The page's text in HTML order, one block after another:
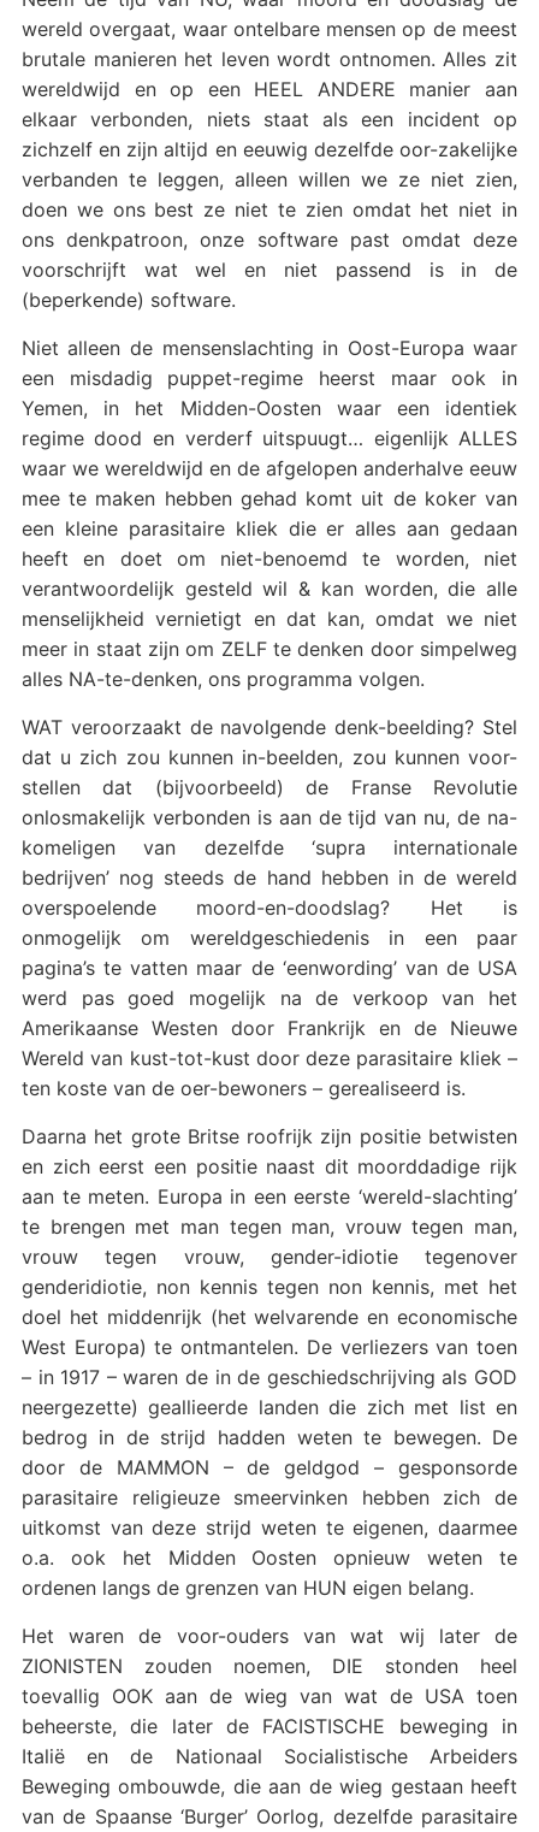
wereld overgaat, waar ontelbare mensen op de meest
brutale manieren het leven wordt ontnomen. Alles zit
wereldwijd en op een HEEL ANDERE manier aan
elkaar verbonden, niets staat als een incident op
zichzelf en zijn altijd en eeuwig dezelfde oor-zakelijke
verbanden te leggen, alleen willen we ze niet zien,
doen we ons best ze niet te zien omdat het niet in
ons denkpatroon, onze software past omdat deze
voorschrijft wat wel en niet passend is in de
(beperkende) software.
Niet alleen de mensenslachting in Oost-Europa waar
een misdadig puppet-regime heerst maar ook in
Yemen, in het Midden-Oosten waar een identiek
regime dood en verderf uitspuugt… eigenlijk ALLES
waar we wereldwijd en de afgelopen anderhalve eeuw
mee te maken hebben gehad komt uit de koker van
een kleine parasitaire kliek die er alles aan gedaan
heeft en doet om niet-benoemd te worden, niet
verantwoordelijk gesteld wil & kan worden, die alle
menselijkheid vernietigt en dat kan, omdat we niet
meer in staat zijn om ZELF te denken door simpelweg
alles NA-te-denken, ons programma volgen.
WAT veroorzaakt de navolgende denk-beelding? Stel
dat u zich zou kunnen in-beelden, zou kunnen voor-
stellen dat (bijvoorbeeld) de Franse Revolutie
onlosmakelijk verbonden is aan de tijd van nu, de na-
komeligen van dezelfde ‘supra internationale
bedrijven’ nog steeds de hand hebben in de wereld
overspoelende moord-en-doodslag? Het is
onmogelijk om wereldgeschiedenis in een paar
pagina’s te vatten maar de ‘eenwording’ van de USA
werd pas goed mogelijk na de verkoop van het
Amerikaanse Westen door Frankrijk en de Nieuwe
Wereld van kust-tot-kust door deze parasitaire kliek –
ten koste van de oer-bewoners – gerealiseerd is.
Daarna het grote Britse roofrijk zijn positie betwisten
en zich eerst een positie naast dit moorddadige rijk
aan te meten. Europa in een eerste ‘wereld-slachting’
te brengen met man tegen man, vrouw tegen man,
vrouw tegen vrouw, gender-idiotie tegenover
genderidiotie, non kennis tegen non kennis, met het
doel het middenrijk (het welvarende en economische
West Europa) te ontmantelen. De verliezers van toen
– in 1917 – waren de in de geschiedschrijving als GOD
neergezette) geallieerde landen die zich met list en
bedrog in de strijd hadden weten te bewegen. De
door de MAMMON – de geldgod – gesponsorde
parasitaire religieuze smeervinken hebben zich de
uitkomst van deze strijd weten te eigenen, daarmee
o.a. ook het Midden Oosten opnieuw weten te
ordenen langs de grenzen van HUN eigen belang.
Het waren de voor-ouders van wat wij later de
ZIONISTEN zouden noemen, DIE stonden heel
toevallig OOK aan de wieg van wat de USA toen
beheerste, die later de FACISTISCHE beweging in
Italië en de Nationaal Socialistische Arbeiders
Beweging ombouwde, die aan de wieg gestaan heeft
van de Spaanse ‘Burger’ Oorlog, dezelfde parasitaire